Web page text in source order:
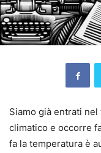
Siamo già entrati
climatico e occorre
fa la temperatura è